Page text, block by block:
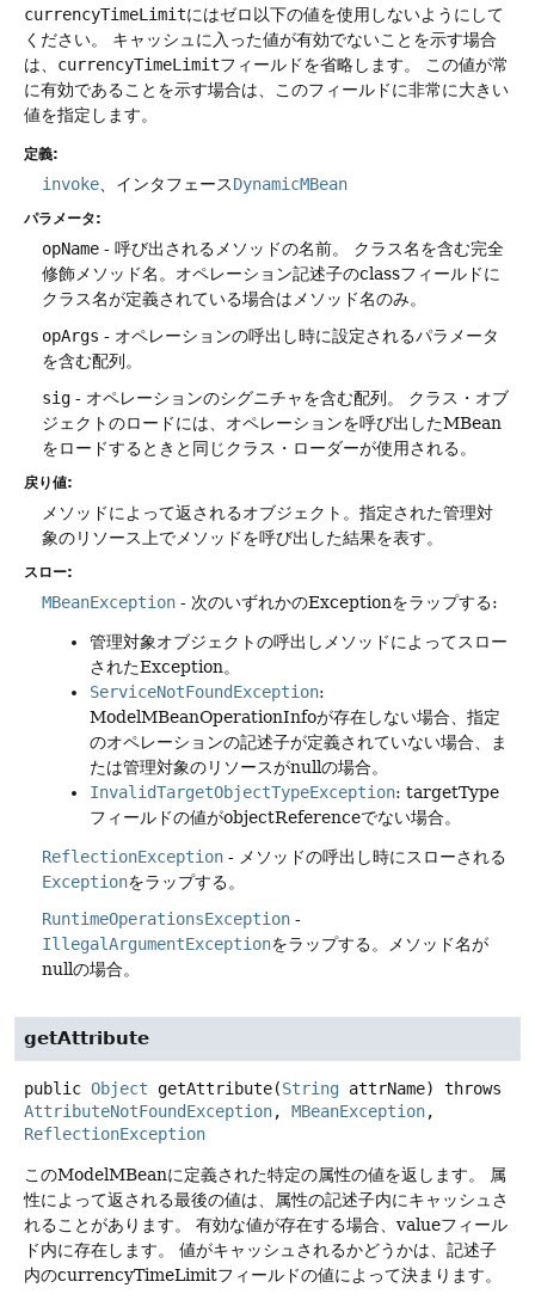
currencyTimeLimitにはゼロ以下の値を使用しないようにして
ください。
キャッシュに入った値が有効でないことを示す場合
は、 currencyTimeLimitフィールドを省略します。
この値が常
に有効であることを示す場合は、このフィールドに非常に大きい
値を指定します。
定義:
invoke 、インタフェースDynamicMBean
パラメータ:
opName - 呼び出されるメソッドの名前。
クラス名を含む完全
修飾メソッド名。オペレーション記述子のclassフィールドに
クラス名が定義されている場合はメソッド名のみ。
opArgs - オペレーションの呼出し時に設定されるパラメータ
を含む配列。
sig - オペレーションのシグニチャを含む配列。
クラス・オブ
ジェクトのロードには、オペレーションを呼び出したMBean
をロードするときと同じクラス・ローダーが使用される。
戻り値:
メソッドによって返されるオブジェクト。指定された管理対
象のリソース上でメソッドを呼び出した結果を表す。
スロー:
MBeanException - 次のいずれかのExceptionをラップする:
管理対象オブジェクトの呼出しメソッドによってスロー
されたException。
ServiceNotFoundException:
ModelMBeanOperationInfoが存在しない場合、指定
のオペレーションの記述子が定義されていない場合、ま
たは管理対象のリソースがnullの場合。
InvalidTargetObjectTypeException: targetType
フィールドの値がobjectReferenceでない場合。
ReflectionException - メソッドの呼出し時にスローされる
Exceptionをラップする。
RuntimeOperationsException -
IllegalArgumentExceptionをラップする。メソッド名が
nullの場合。
getAttribute
public Object getAttribute(String attrName)
throws
AttributeNotFoundException, MBeanException
ReflectionException
このModelMBeanに定義された特定の属性の値を返します。
属
性によって返される最後の値は、属性の記述子内にキャッシュさ
れることがあります。
有効な値が存在する場合、valueフィール
ド内に存在します。
値がキャッシュされるかどうかは、記述子
内のcurrencyTimeLimitフィールドの値によって決まります。